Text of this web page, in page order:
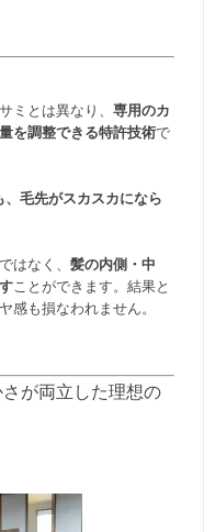
ミとは異なり、専用のカ
を調整できる特許技術で
毛先がスカスカになら
はなく、髪の内側・中
ことができます。結果と
感も損なわれません。
が両立した理想の